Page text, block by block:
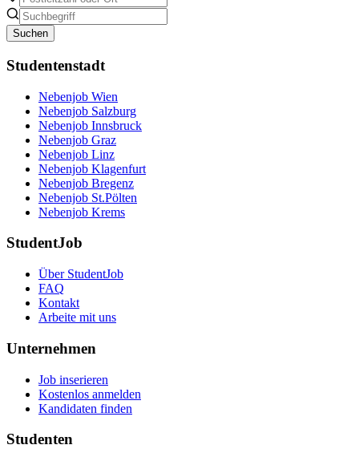
Suchen
Studentenstadt
Nebenjob Wien
Nebenjob Salzburg
Nebenjob Innsbruck
Nebenjob Graz
Nebenjob Linz
Nebenjob Klagenfurt
Nebenjob Bregenz
Nebenjob St.Pölten
Nebenjob Krems
StudentJob
Über StudentJob
FAQ
Kontakt
Arbeite mit uns
Unternehmen
Job inserieren
Kostenlos anmelden
Kandidaten finden
Studenten